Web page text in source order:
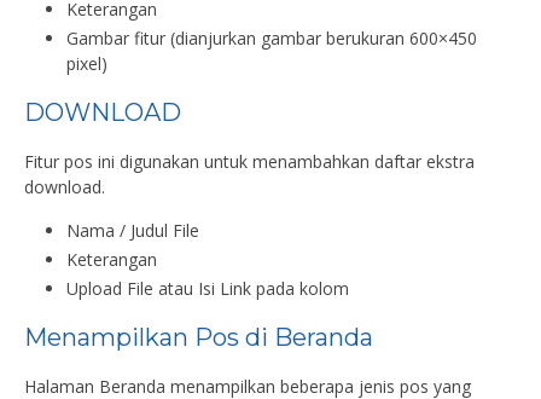
Keterangan
Gambar fitur (dianjurkan gambar berukuran 600×450
pixel)
DOWNLOAD
Fitur pos ini digunakan untuk menambahkan daftar ekstra
download.
Nama / Judul File
Keterangan
Upload File atau Isi Link pada kolom
Menampilkan Pos di Beranda
Halaman Beranda menampilkan beberapa jenis pos yang